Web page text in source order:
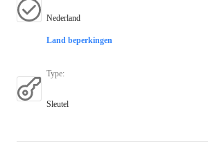
Nederland
Land beperkingen
Type:
Sleutel